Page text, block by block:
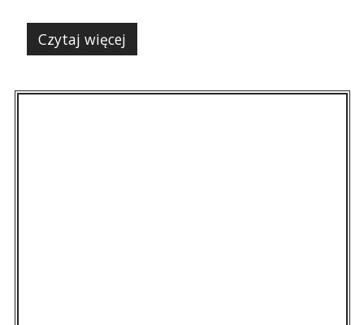
Czytaj więcej